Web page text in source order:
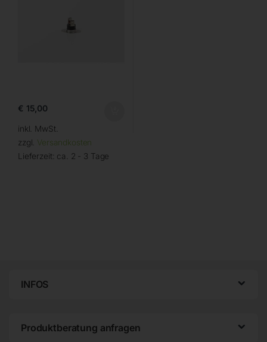
€ 15,00
inkl. MwSt.
zzgl. Versandkosten
Lieferzeit: ca. 2 - 3 Tage
INFOS
Produktberatung anfragen